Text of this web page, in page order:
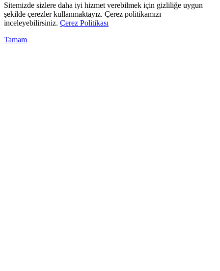
Sitemizde sizlere daha iyi hizmet verebilmek için gizliliğe uygun
şekilde çerezler kullanmaktayız. Çerez politikamızı
inceleyebilirsiniz. Çerez Politikası
Tamam